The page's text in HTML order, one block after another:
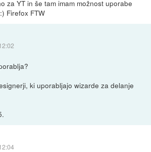
za YT in še tam imam možnost uporabe
Firefox FTW
ki uporabljajo wizarde za delanje